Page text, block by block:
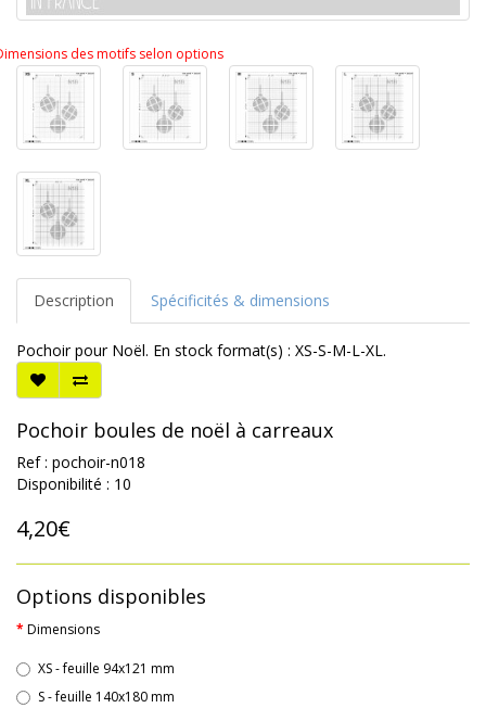
des motifs selon options
Description Spécificités & dimensions
Pochoir pour Noël. En stock format(s) : XS-S-M-L-XL.
Pochoir boules de noël à carreaux
Ref : pochoir-n018
Disponibilité : 10
4,20€
Options disponibles
Dimensions
XS - feuille 94x121 mm
S - feuille 140x180 mm